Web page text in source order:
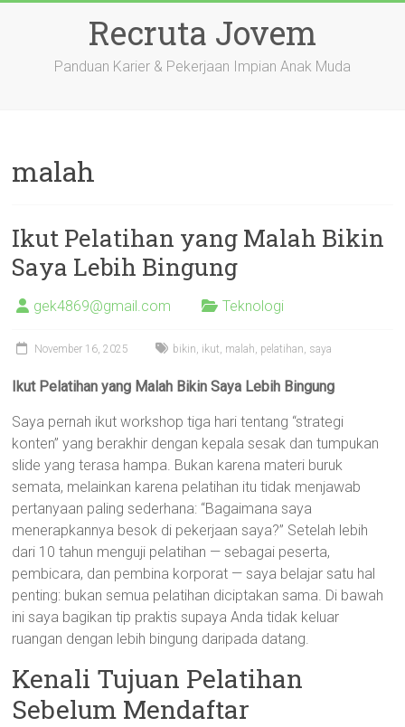
Recruta Jovem
Panduan Karier & Pekerjaan Impian Anak Muda
malah
Ikut Pelatihan yang Malah Bikin
Saya Lebih Bingung
gek4869@gmail.com Teknologi
November 16, 2025 bikin, ikut, malah, pelatihan, saya
Ikut Pelatihan yang Malah Bikin Saya Lebih Bingung
Saya pernah ikut workshop tiga hari tentang “strategi
konten” yang berakhir dengan kepala sesak dan tumpukan
slide yang terasa hampa. Bukan karena materi buruk
semata, melainkan karena pelatihan itu tidak menjawab
pertanyaan paling sederhana: “Bagaimana saya
menerapkannya besok di pekerjaan saya?” Setelah lebih
dari 10 tahun menguji pelatihan — sebagai peserta,
pembicara, dan pembina korporat — saya belajar satu hal
penting: bukan semua pelatihan diciptakan sama. Di bawah
ini saya bagikan tip praktis supaya Anda tidak keluar
ruangan dengan lebih bingung daripada datang.
Kenali Tujuan Pelatihan
Sebelum Mendaftar